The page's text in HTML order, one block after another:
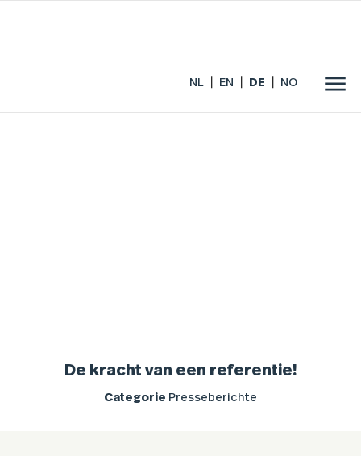
NL EN DE NO
De kracht van een referentie!
Categorie Presseberichte